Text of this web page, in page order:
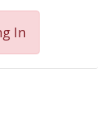
In